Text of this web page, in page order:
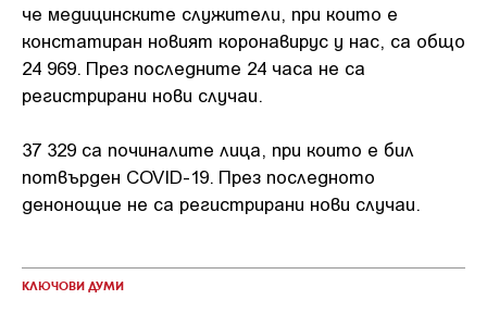
че медицинските служители, при които е
констатиран новият коронавирус у нас, са общо
24 969. През последните 24 часа не са
регистрирани нови случаи.
37 329 са починалите лица, при които е бил
потвърден COVID-19. През последното
денонощие не са регистрирани нови случаи.
КЛЮЧОВИ ДУМИ